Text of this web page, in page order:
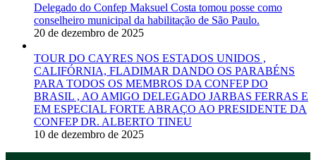
Delegado do Confep Maksuel Costa tomou posse como
conselheiro municipal da habilitação de São Paulo.
20 de dezembro de 2025
TOUR DO CAYRES NOS ESTADOS UNIDOS ,
CALIFÓRNIA, FLADIMAR DANDO OS PARABÉNS
PARA TODOS OS MEMBROS DA CONFEP DO
BRASIL , AO AMIGO DELEGADO JARBAS FERRAS E
EM ESPECIAL FORTE ABRAÇO AO PRESIDENTE DA
CONFEP DR. ALBERTO TINEU
10 de dezembro de 2025